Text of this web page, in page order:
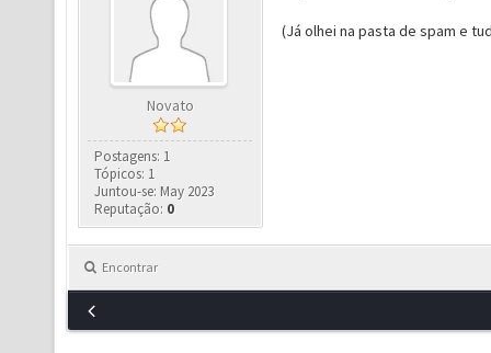
Novato
Postagens: 1
Tópicos: 1
Juntou-se: May 2023
Reputação: 0
(Já olhei na pasta de spam e
Encontrar